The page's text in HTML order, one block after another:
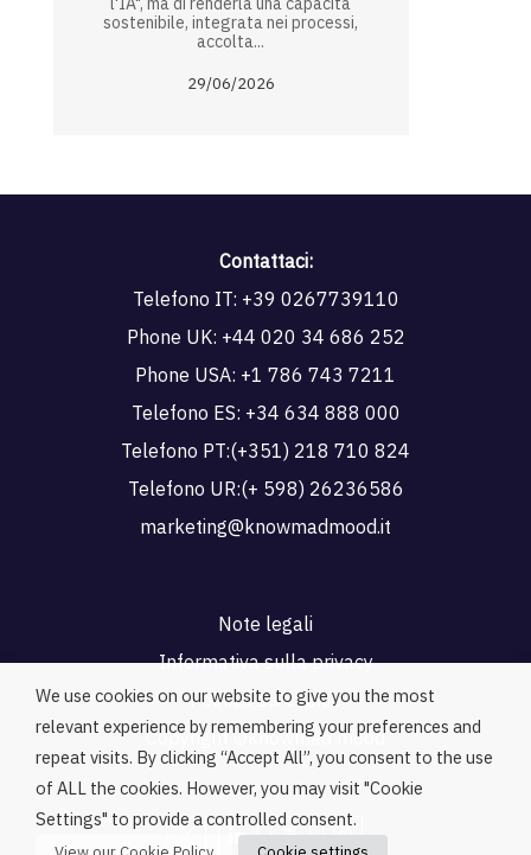
sostenibile, integrata nei processi,
accolta...
29/06/2026
Contattaci:
Telefono IT: +39 0267739110
Phone UK: +44 020 34 686 252
Phone USA: +1 786 743 7211
Telefono ES: +34 634 888 000
Telefono PT:(+351) 218 710 824
Telefono UR:(+ 598) 26236586
marketing@knowmadmood.it
Note legali
Informativa sulla privacy
Politica sui cookie
Copyright ©knowmad mood
We use cookies on our website to give you the most
relevant experience by remembering your preferences and
repeat visits. By clicking “Accept All”, you consent to the use
of ALL the cookies. However, you may visit "Cookie
Settings" to provide a controlled consent.